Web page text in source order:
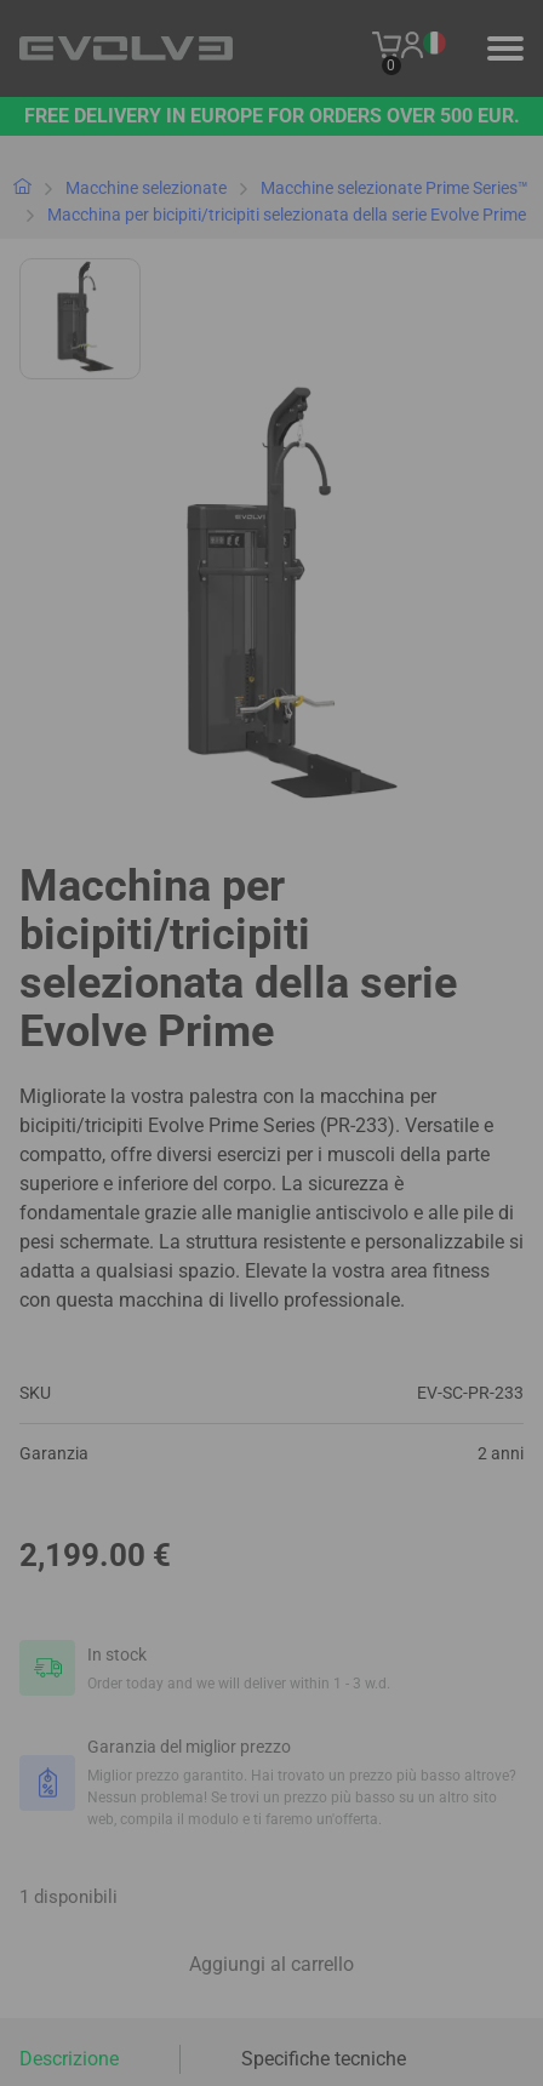
0
PRODOTTI
IL NOSTRO MARCHIO
B2B PLATFORM
FREE DELIVERY IN EUROPE FOR ORDERS OVER 500 EUR.
Macchine selezionate
Macchine selezionate Prime Series™
Macchina per bicipiti/tricipiti selezionata della serie Evolve Prime
Macchina per
bicipiti/tricipiti
selezionata della serie
Evolve Prime
Migliorate la vostra palestra con la macchina per
bicipiti/tricipiti Evolve Prime Series (PR-233). Versatile e
compatto, offre diversi esercizi per i muscoli della parte
superiore e inferiore del corpo. La sicurezza è
fondamentale grazie alle maniglie antiscivolo e alle pile di
pesi schermate. La struttura resistente e personalizzabile si
adatta a qualsiasi spazio. Elevate la vostra area fitness
con questa macchina di livello professionale.
SKU EV-SC-PR-233
Garanzia 2 anni
2,199.00 €
In stock
Order today and we will deliver within 1 - 3 w.d.
Garanzia del miglior prezzo
Miglior prezzo garantito. Hai trovato un prezzo più basso altrove?
Nessun problema! Se trovi un prezzo più basso su un altro sito
web, compila il modulo e ti faremo un'offerta.
1 disponibili
Aggiungi al carrello
Descrizione Specifiche tecniche